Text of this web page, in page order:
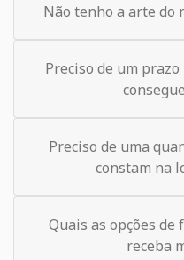
Não tenho a arte do
Preciso de um
Preciso de uma
constam na
Quais as opções
receba